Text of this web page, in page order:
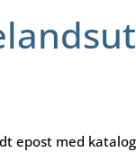
epost med